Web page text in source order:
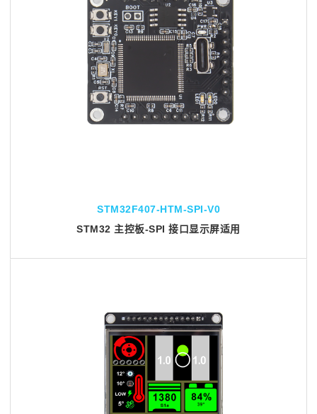
STM32F407-HTM-SPI-V0
STM32 主控板-SPI 接口显示屏适用